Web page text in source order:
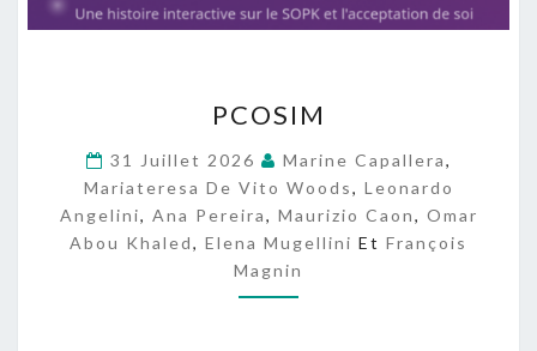
C
S
I
M
PCOSIM
31 Juillet 2026 Marine Capallera,
Mariateresa De Vito Woods, Leonardo
Angelini, Ana Pereira, Maurizio Caon, Omar
Abou Khaled, Elena Mugellini Et François
Magnin